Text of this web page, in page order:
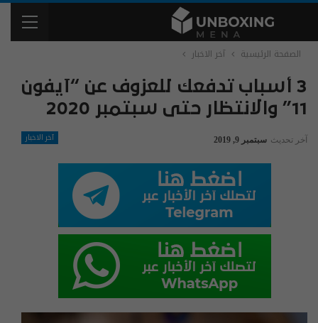
الصفحة الرئيسية آخر الاخبار
3 أسباب تدفعك للعزوف عن “آيفون
11” والانتظار حتى سبتمبر 2020
آخر الاخبار آخر تحديث سبتمبر 9, 2019